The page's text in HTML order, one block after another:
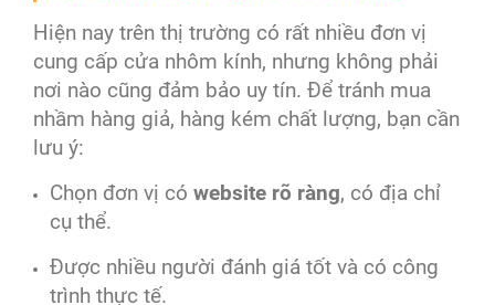
Hiện nay trên thị trường có rất nhiều đơn vị
cung cấp cửa nhôm kính, nhưng không phải
nơi nào cũng đảm bảo uy tín. Để tránh mua
nhầm hàng giả, hàng kém chất lượng, bạn cần
lưu ý:
Chọn đơn vị có website rõ ràng, có địa chỉ
cụ thể.
Được nhiều người đánh giá tốt và có công
trình thực tế.